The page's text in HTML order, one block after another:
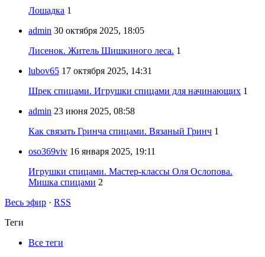
Лошадка 1
admin 30 октября 2025, 18:05
Лисенок. Житель Шишкиного леса. 1
lubov65 17 октября 2025, 14:31
Шрек спицами. Игрушки спицами для начинающих 1
admin 23 июня 2025, 08:58
Как связать Гринча спицами. Вязаный Гринч 1
oso369viv 16 января 2025, 19:11
Игрушки спицами. Мастер-классы Оля Ослопова.
Мишка спицами 2
Весь эфир · RSS
Теги
Все теги